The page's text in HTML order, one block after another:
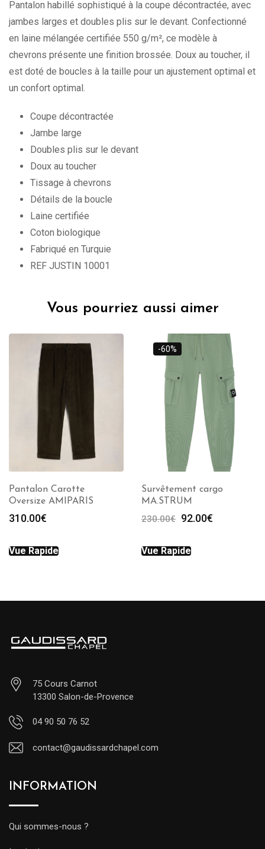
Pantalon habillé sophistiqué à la coupe décontractée, avec
jambes larges et doubles plis sur le devant. Confectionné
en laine mélangée certifiée 550 g/m², ce modèle à
chevrons présente une finition brossée. Doux au toucher, il
est doté de boucles à la taille pour un ajustement optimal et
un confort optimal.
Coupe décontractée
Jambe large
Doubles plis sur le devant
Doux au toucher
Tissage à chevrons
Détails de la boucle
Laine certifiée
Coton biologique
Fabriqué en Turquie
REF JUSTIN 10001
Vous pourriez aussi aimer
Pantalon Carotte
Oversize AMIPARIS
310.00€
Vue Rapide
-60%
Survêtement cargo
MA.STRUM
230.00€ Le
initial
était :
92.00€
Vue Rapide
75 Cours Carnot
13300 Salon-de-Provence
04 90 50 76 52
contact@gaudissardchapel.com
INFORMATION
Qui sommes-nous ?